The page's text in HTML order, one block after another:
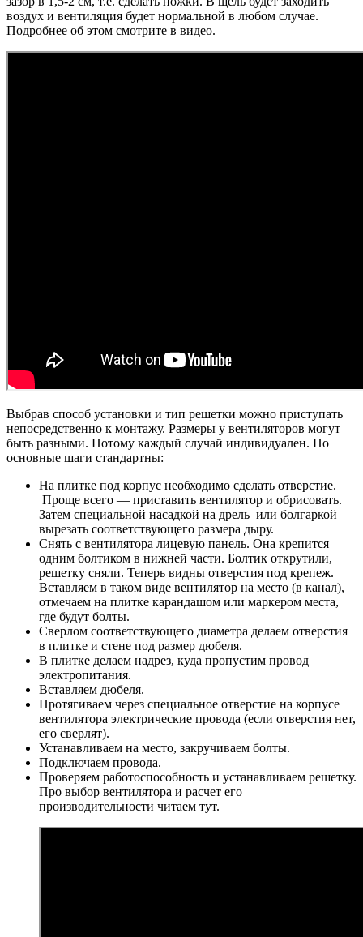
воздух и вентиляция будет нормальной в любом случае.
Подробнее об этом смотрите в видео.
Выбрав способ установки и тип решетки можно приступать
непосредственно к монтажу. Размеры у вентиляторов могут
быть разными. Потому каждый случай индивидуален. Но
основные шаги стандартны:
На плитке под корпус необходимо сделать отверстие.
Проще всего — приставить вентилятор и обрисовать.
Затем специальной насадкой на дрель или болгаркой
вырезать соответствующего размера дыру.
Снять с вентилятора лицевую панель. Она крепится
одним болтиком в нижней части. Болтик открутили,
решетку сняли. Теперь видны отверстия под крепеж.
Вставляем в таком виде вентилятор на место (в канал),
отмечаем на плитке карандашом или маркером места,
где будут болты.
Сверлом соответствующего диаметра делаем отверстия
в плитке и стене под размер дюбеля.
В плитке делаем надрез, куда пропустим провод
электропитания.
Вставляем дюбеля.
Протягиваем через специальное отверстие на корпусе
вентилятора электрические провода (если отверстия нет,
его сверлят).
Устанавливаем на место, закручиваем болты.
Подключаем провода.
Проверяем работоспособность и устанавливаем решетку.
Про выбор вентилятора и расчет его
производительности читаем тут.